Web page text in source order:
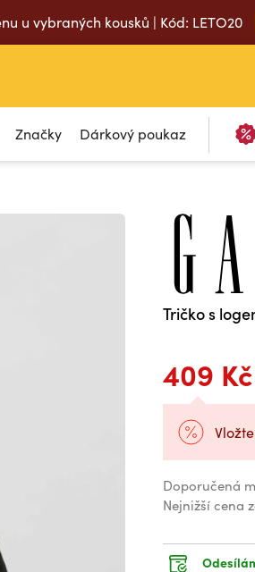
u vybraných kousků | Kód: LETO20
Značky Dárkový poukaz
Tričko s
409 Kč
Doporučená
Nejnižší cena